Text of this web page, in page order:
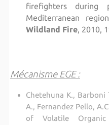
firefighters during
Mediterranean
Wildland Fire, 2010,
Mécanisme EGE :
Chetehuna K., Barboni
A., Fernandez Pello,
of Volatile Organic